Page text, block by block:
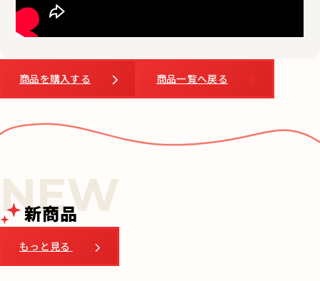
商品を購入する 商品一覧へ戻る
新商品
もっと見る